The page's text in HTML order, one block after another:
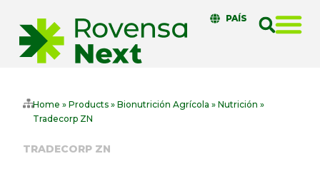
PAÍS
Home »Products »Bionutrición Agrícola »Nutrición »
Tradecorp ZN
TRADECORP ZN